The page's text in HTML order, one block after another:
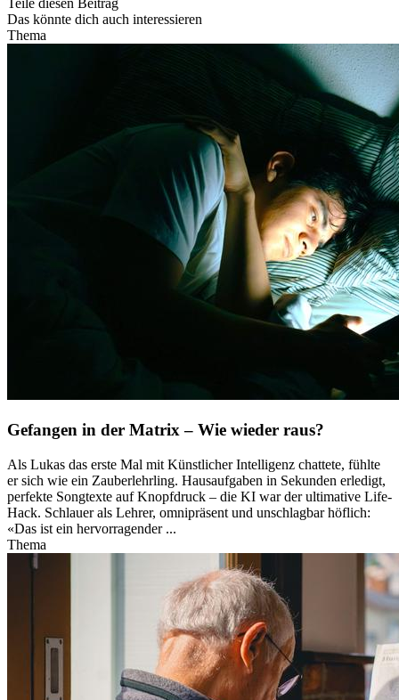
Teile diesen Beitrag
Das könnte dich auch interessieren
Thema
Gefangen in der Matrix – Wie wieder raus?
Als Lukas das erste Mal mit Künstlicher Intelligenz chattete, fühlte
er sich wie ein Zauberlehrling. Hausaufgaben in Sekunden erledigt,
perfekte Songtexte auf Knopfdruck – die KI war der ultimative Life-
Hack. Schlauer als Lehrer, omnipräsent und unschlagbar höflich:
«Das ist ein hervorragender ...
Thema